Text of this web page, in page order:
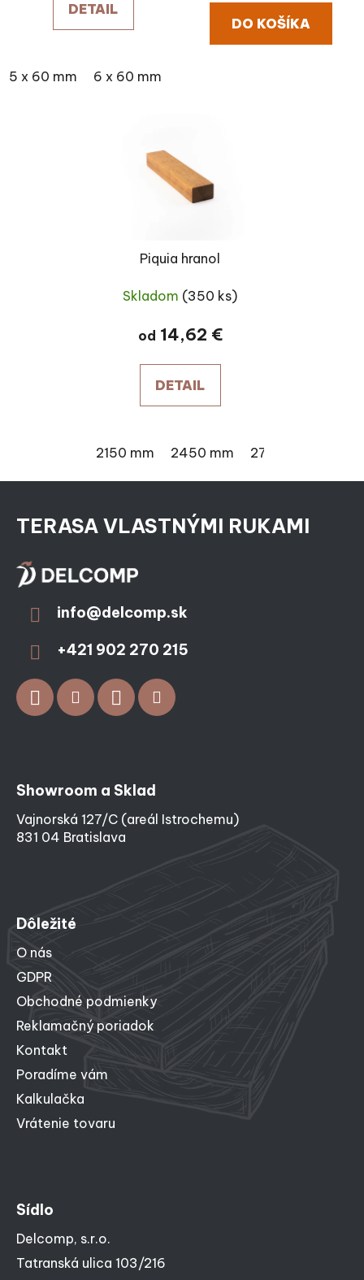
DETAIL
5 x 60 mm 6 x 60 mm
DO KOŠÍKA
Piquia hranol
Skladom (350 ks)
od 14,62 €
DETAIL
2150 mm 2450 mm 2750 mm
TERASA VLASTNÝMI RUKAMI
info@delcomp.sk
+421 902 270 215
Showroom a Sklad
Vajnorská 127/C (areál Istrochemu)
831 04 Bratislava
Dôležité
O nás
GDPR
Obchodné podmienky
Reklamačný poriadok
Kontakt
Poradíme vám
Kalkulačka
Vrátenie tovaru
Sídlo
Delcomp, s.r.o.
Tatranská ulica 103/216